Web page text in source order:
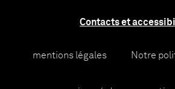
Contacts et
mentions légales Notre